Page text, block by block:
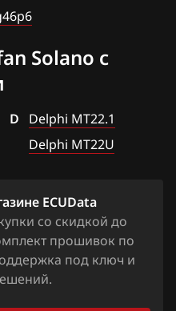
Solano с
D
Delphi MT22.1
Delphi MT22U
ECUData
со скидкой до
прошивок по
под ключ и